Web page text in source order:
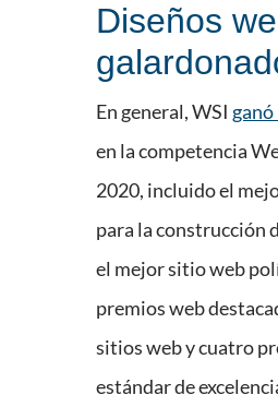
Diseños
En general, WSI
en la competencia
2020, incluido el
para la construcción
el mejor sitio web
premios web
sitios web y cuatro
estándar de